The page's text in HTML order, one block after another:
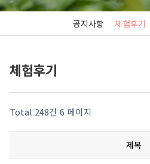
공지사항 체험후기
체험후기
Total 248건 6 페이지
제목